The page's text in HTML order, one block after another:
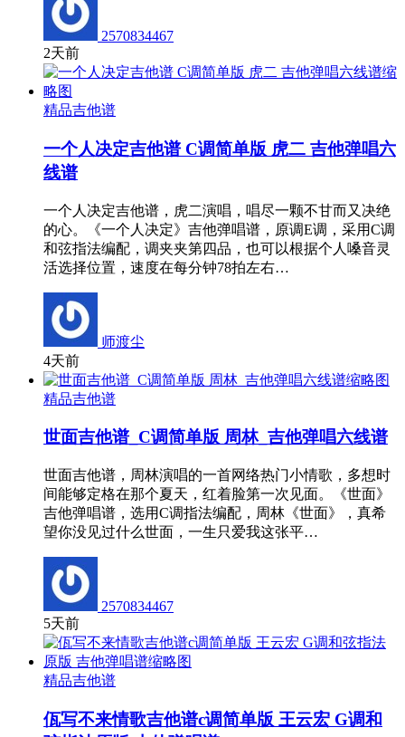
2570834467
2天前
精品吉他谱
一个人决定吉他谱 C调简单版 虎二 吉他弹唱六
线谱
一个人决定吉他谱，虎二演唱，唱尽一颗不甘而又决绝
的心。《一个人决定》吉他弹唱谱，原调E调，采用C调
和弦指法编配，调夹夹第四品，也可以根据个人嗓音灵
活选择位置，速度在每分钟78拍左右…
师渡尘
4天前
精品吉他谱
世面吉他谱_C调简单版 周林_吉他弹唱六线谱
世面吉他谱，周林演唱的一首网络热门小情歌，多想时
间能够定格在那个夏天，红着脸第一次见面。《世面》
吉他弹唱谱，选用C调指法编配，周林《世面》，真希
望你没见过什么世面，一生只爱我这张平…
2570834467
5天前
精品吉他谱
佤写不来情歌吉他谱c调简单版 王云宏 G调和